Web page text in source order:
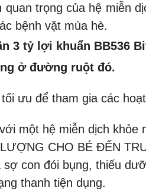
trọng của hệ miễn
bệnh vặt mùa hè.
3 tỷ lợi khuẩn BB536
ở đường ruột đó.
ưu để tham gia các
một hệ miễn dịch khỏe
CHO BÉ ĐẾN
con đói bụng, thiếu
thanh tiện dụng.